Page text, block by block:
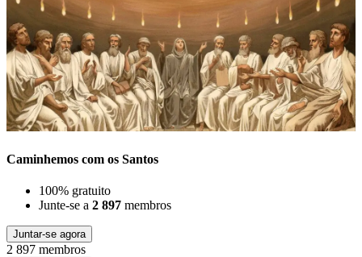
Caminhemos com os Santos
100% gratuito
Junte-se a 2 897 membros
Juntar-se agora
2 897 membros